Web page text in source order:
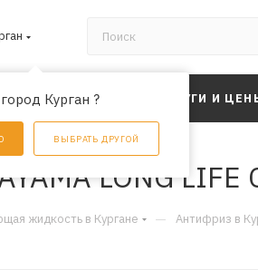
Курган ?
ВЫБРАТЬ ДРУГОЙ
АКЦИИ УСЛУГИ И
LONG
жидкость в Кургане — Антифриз в